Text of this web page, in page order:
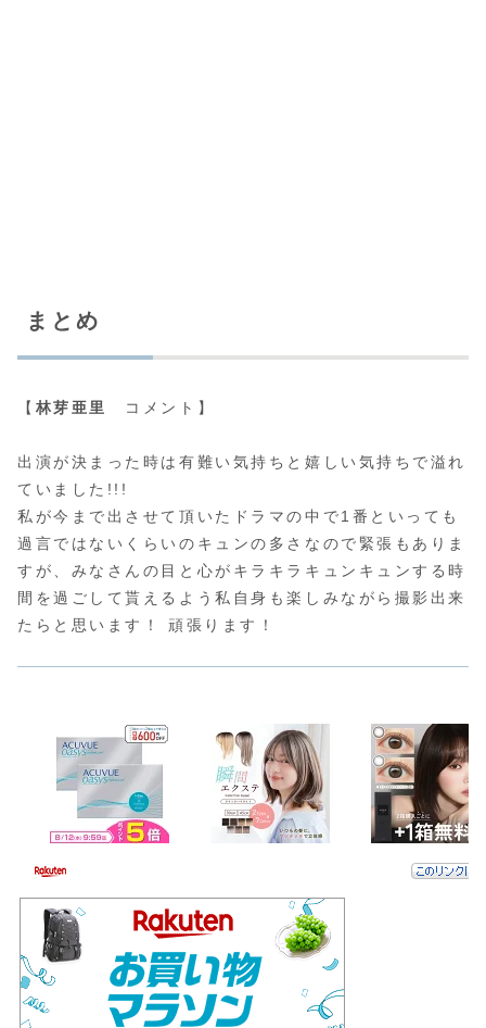
まとめ
【 林芽亜里 コメント】
出演が決まった時は有難い気持ちと嬉しい気持ちで溢れ
ていました!!!
私が今まで出させて頂いたドラマの中で1番といっても
過言ではないくらいのキュンの多さなので緊張もありま
すが、みなさんの目と心がキラキラキュンキュンする時
間を過ごして貰えるよう私自身も楽しみながら撮影出来
たらと思います！ 頑張ります！